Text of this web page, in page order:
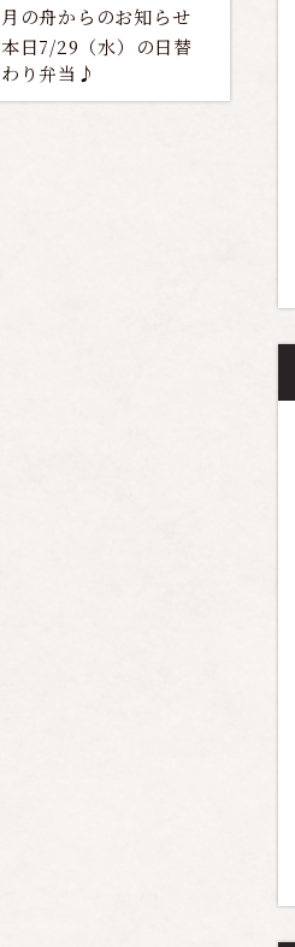
月の舟からのお知らせ
本日7/29（水）の日替
わり弁当♪